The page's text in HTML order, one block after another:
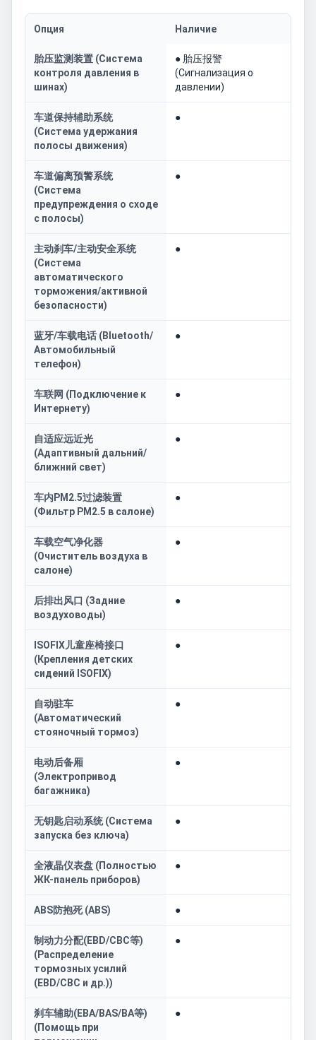
Опция Наличие
胎压监测装置 (Система
контроля давления в
шинах)
● 胎压报警
(Сигнализация о
давлении)
车道保持辅助系统
(Система удержания
полосы движения)
●
车道偏离预警系统
(Система
предупреждения о сходе
с полосы)
●
主动刹车/主动安全系统
(Система
автоматического
торможения/активной
безопасности)
●
蓝牙/车载电话 (Bluetooth/
Автомобильный
телефон)
●
车联网 (Подключение к
Интернету)
●
自适应远近光
(Адаптивный дальний/
ближний свет)
●
车内PM2.5过滤装置
(Фильтр PM2.5 в салоне)
●
车载空气净化器
(Очиститель воздуха в
салоне)
●
后排出风口 (Задние
воздуховоды)
●
ISOFIX儿童座椅接口
(Крепления детских
сидений ISOFIX)
●
自动驻车
(Автоматический
стояночный тормоз)
●
电动后备厢
(Электропривод
багажника)
●
无钥匙启动系统 (Система
запуска без ключа)
●
全液晶仪表盘 (Полностью
ЖК-панель приборов)
●
ABS防抱死 (ABS) ●
制动力分配(EBD/CBC等)
(Распределение
тормозных усилий
(EBD/CBC и др.))
●
刹车辅助(EBA/BAS/BA等)
(Помощь при
●